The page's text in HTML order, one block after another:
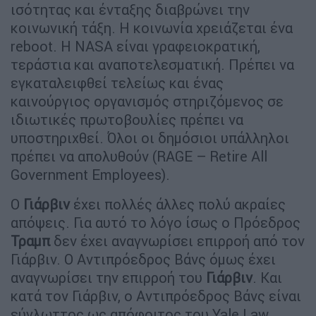
ισότητας και ένταξης διαβρώνει την
κοινωνική τάξη. Η κοινωνία χρειάζεται ένα
reboot. Η NASA είναι γραφειοκρατική,
τεράστια και αναποτελεσματική. Πρέπει να
εγκαταλειφθεί τελείως και ένας
καινούργιος οργανισμός στηριζόμενος σε
ιδιωτικές πρωτοβουλίες πρέπει να
υποστηριχθεί. Όλοι οι δημόσιοι υπάλληλοι
πρέπει να απολυθούν (RAGE – Retire All
Government Employees).
Ο Γιάρβιν έχει πολλές άλλες πολύ ακραίες
απόψεις. Για αυτό το λόγο ίσως ο Πρόεδρος
Τραμπδεν έχει αναγνωρίσει επιρροή από τον
Γιάρβιν. Ο Αντιπρόεδρος Βάνς όμως έχει
αναγνωρίσει την επιρροή του Γιάρβιν. Και
κατά τον Γιάρβιν, ο Αντιπρόεδρος Βάνς είναι